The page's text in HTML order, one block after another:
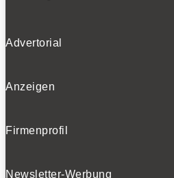
Advertorial
Anzeigen
Firmenprofil
Newsletter-Werbung